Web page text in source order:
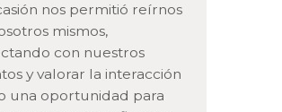
nos permitió reírnos
mismos,
con nuestros
y valorar la interacción
una oportunidad para